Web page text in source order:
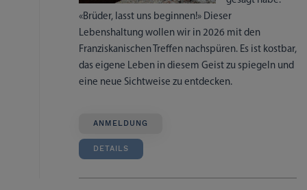
«Brüder, lasst uns beginnen!» Dieser
Lebenshaltung wollen wir in 2026 mit den
Franziskanischen Treffen nachspüren. Es ist kostbar,
das eigene Leben in diesem Geist zu spiegeln und
eine neue Sichtweise zu entdecken.
ANMELDUNG
DETAILS